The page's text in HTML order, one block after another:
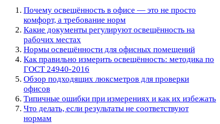
Почему освещённость в офисе — это не просто
комфорт, а требование норм
Какие документы регулируют освещённость на
рабочих местах
Нормы освещённости для офисных помещений
Как правильно измерить освещённость: методика по
ГОСТ 24940-2016
Обзор подходящих люксметров для проверки
офисов
Типичные ошибки при измерениях и как их избежать
Что делать, если результаты не соответствуют
нормам